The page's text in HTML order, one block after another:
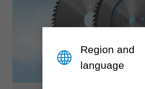
Region and
language